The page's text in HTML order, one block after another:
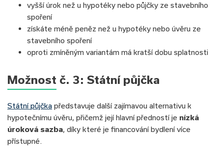
vyšší úrok než u hypotéky nebo půjčky ze stavebního
spoření
získáte méně peněz než u hypotéky nebo úvěru ze
stavebního spoření
oproti zmíněným variantám má kratší dobu splatnosti
Možnost č. 3: Státní půjčka
Státní půjčka představuje další zajímavou alternativu k
hypotečnímu úvěru, přičemž její hlavní předností je nízká
úroková sazba, díky které je financování bydlení více
přístupné.